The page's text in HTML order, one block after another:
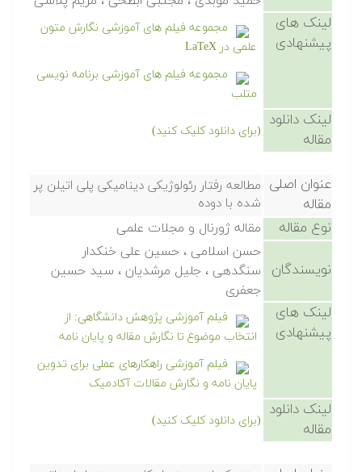
لینک های
پیشنهادی
مجموعه فیلم های آموزشی نگارش متون
علمی در LaTeX
مجموعه فیلم های آموزشی برنامه نویسی
متلب
لینک دانلود
مقاله
(برای دانلود کلیک کنید)
عنوان اصلی
مقاله
مطالعه رفتار رئولوژیکی دینامیکی پلی اتیلن پر
شده با دوده
نوع مقاله مقاله ژورنال و مجلات علمی
نویسندگان
حسن اسلامی ، حسین علی خنکدار
سنگدهی ، جلیل مرشدیان ، سید حسین
جعفری
لینک های
پیشنهادی
فیلم آموزشی پژوهش دانشگاهی: از
انتخاب موضوع تا نگارش مقاله و پایان نامه
فیلم آموزشی راهکارهای عملی برای تدوین
پایان نامه و نگارش مقالات آکادمیک
لینک دانلود
مقاله
(برای دانلود کلیک کنید)